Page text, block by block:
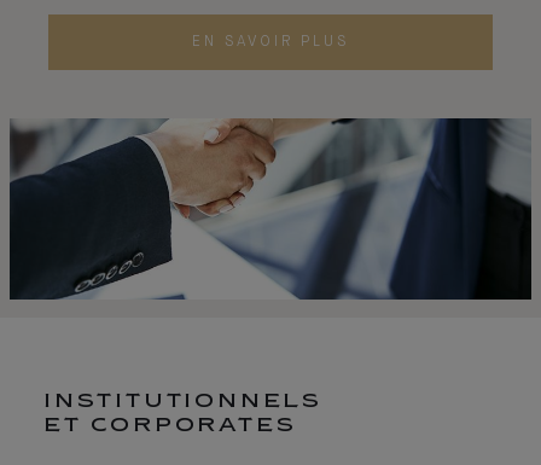
EN SAVOIR PLUS
INSTITUTIONNELS
ET CORPORATES